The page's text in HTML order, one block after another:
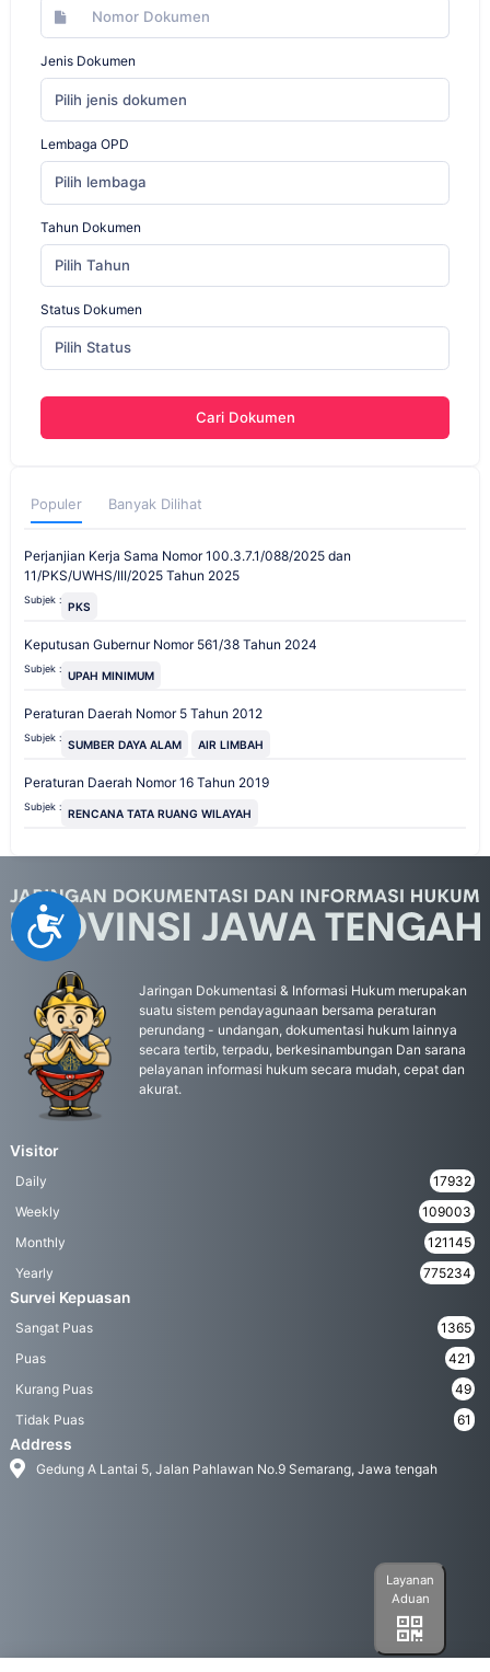
Accessibility
Jenis Dokumen
Pilih jenis dokumen
Lembaga OPD
Pilih lembaga
Tahun Dokumen
Pilih Tahun
Status Dokumen
Pilih Status
Cari Dokumen
Populer Banyak Dilihat
Perjanjian Kerja Sama Nomor 100.3.7.1/088/2025 dan
11/PKS/UWHS/III/2025 Tahun 2025
Subjek : PKS
Keputusan Gubernur Nomor 561/38 Tahun 2024
Subjek : UPAH MINIMUM
Peraturan Daerah Nomor 5 Tahun 2012
Subjek : SUMBER DAYA ALAM AIR LIMBAH
Peraturan Daerah Nomor 16 Tahun 2019
Subjek : RENCANA TATA RUANG WILAYAH
Jaringan Dokumentasi & Informasi Hukum merupakan
suatu sistem pendayagunaan bersama peraturan
perundang - undangan, dokumentasi hukum lainnya
secara tertib, terpadu, berkesinambungan Dan sarana
pelayanan informasi hukum secara mudah, cepat dan
akurat.
Visitor
Daily
17932
Weekly
109003
Monthly
121145
Yearly
775234
Survei Kepuasan
Sangat Puas
1365
Puas
421
Kurang Puas
49
Tidak Puas
61
Address
Gedung A Lantai 5, Jalan Pahlawan No.9 Semarang, Jawa tengah
Layanan
Aduan